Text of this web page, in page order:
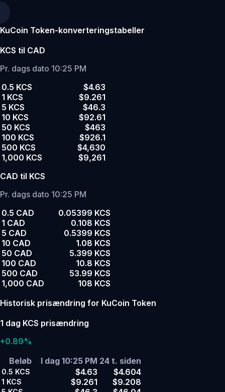
KuCoin Token-konverteringstabeller
KCS til CAD
Pr. dags dato 10:25 PM
0.5 KCS
$4.63
1 KCS
$9.261
5 KCS
$46.3
10 KCS
$92.61
50 KCS
$463
100 KCS
$926.1
500 KCS
$4,630
1,000 KCS
$9,261
CAD til KCS
Pr. dags dato 10:25 PM
0.5 CAD
0.05399 KCS
1 CAD
0.108 KCS
5 CAD
0.5399 KCS
10 CAD
1.08 KCS
50 CAD
5.399 KCS
100 CAD
10.8 KCS
500 CAD
53.99 KCS
1,000 CAD
108 KCS
Historisk prisændring for KuCoin Token
1 dag KCS prisændring
+0.89%
Beløb
I dag 10:25 PM 24 t. siden
0.5 KCS $4.63 $4.604
1 KCS $9.261 $9.208